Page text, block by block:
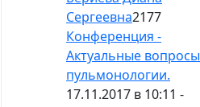
Сергеевна2177
Конференция -
Актуальные вопросы
пульмонологии.
17.11.2017 в 10:11 -